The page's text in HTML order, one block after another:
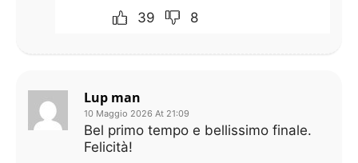
39 8
Lup man
10 Maggio 2026 At 21:09
Bel primo tempo e bellissimo finale.
Felicità!